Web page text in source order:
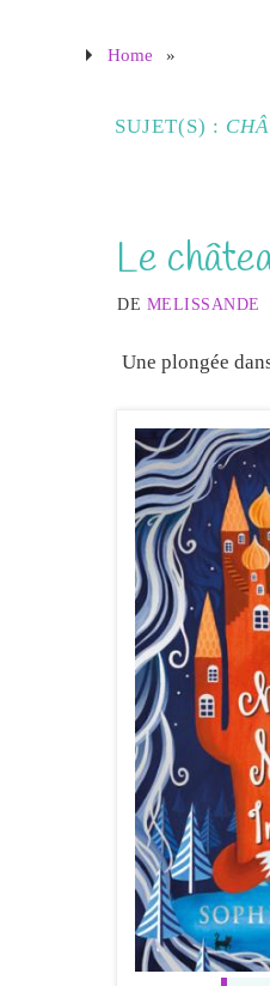
Home »
SUJET(S) :
Le
DE MELISSANDE
Une plongée